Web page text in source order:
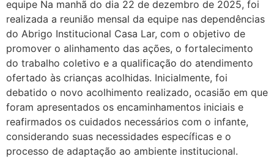
equipe Na manhã do dia 22 de dezembro de 2025, foi
realizada a reunião mensal da equipe nas dependências
do Abrigo Institucional Casa Lar, com o objetivo de
promover o alinhamento das ações, o fortalecimento
do trabalho coletivo e a qualificação do atendimento
ofertado às crianças acolhidas. Inicialmente, foi
debatido o novo acolhimento realizado, ocasião em que
foram apresentados os encaminhamentos iniciais e
reafirmados os cuidados necessários com o infante,
considerando suas necessidades específicas e o
processo de adaptação ao ambiente institucional.